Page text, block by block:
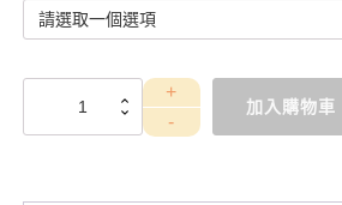
WES42C
加入購物車